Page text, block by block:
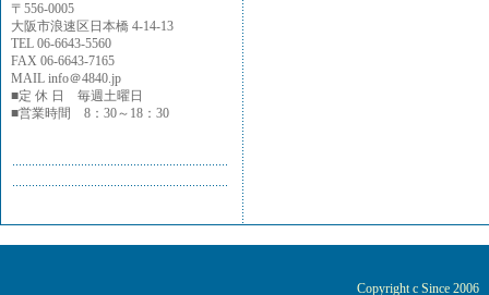
〒556-0005
大阪市浪速区日本橋 4-14-13
TEL 06-6643-5560
FAX 06-6643-7165
MAIL info＠4840.jp
■定 休 日 毎週土曜日
■営業時間 8：30～18：30
Copyright c Since